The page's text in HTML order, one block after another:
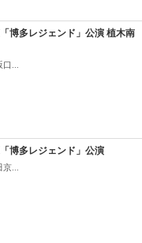
博多レジェンド」公演 植木南
...
博多レジェンド」公演
...